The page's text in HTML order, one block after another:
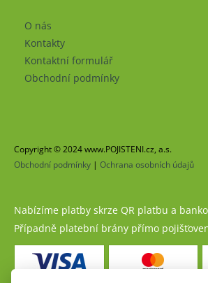
O nás
Kontakty
Kontaktní formulář
Obchodní podmínky
Copyright © 2024 www.POJISTENI.cz, a.s.
Obchodní podmínky | Ochrana osobních údajů
Nabízíme platby skrze QR platbu a
Případně platební brány přímo